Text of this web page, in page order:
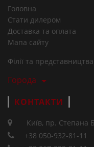
Головна
Стати дилером
Доставка та оплата
Мапа сайту
Філії та представництва
Города
КОНТАКТИ
Київ, пр. Степана
+38 050-932-81-11